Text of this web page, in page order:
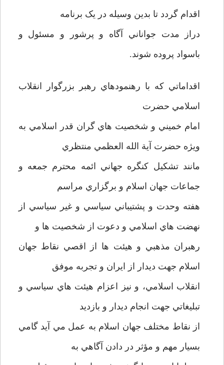
اقدام گردد تا بدين وسيله در يک برنامه
دراز مدت جواناني آگاه و پرشور و مسئول و
باسواد پروده شوند.
اقداماتي که با رهنمودهاي رهبر بزرگوار انقلاب
اسلامي حضرت
امام خميني و شخصيت هاي گران قدر اسلامي به
ويژه حضرت آية الله العظمي منتظري
مانند تشکيل کنگره جهاني ائمه محترم جمعه و
جماعات جهان اسلام و برگزاري مراسم
هفته وحدت و پشتيباني سياسي و غير سياسي از
نهضت هاي اسلامي و دعوت از شخصيت ها و
رهبران مذهبي و هيئت ها از اقصي نقاط جهان
اسلام جهت ديدار از ايران و تجربه موفق
انقلاب اسلامي، و نيز اعزام هيئت هاي سياسي و
تبليغاتي جهت انجام ديدار و بازديد
از نقاط مختلف جهان اسلام به عمل مي آيد گامي
بسيار مهم و مؤثر در دادن آگاهي به